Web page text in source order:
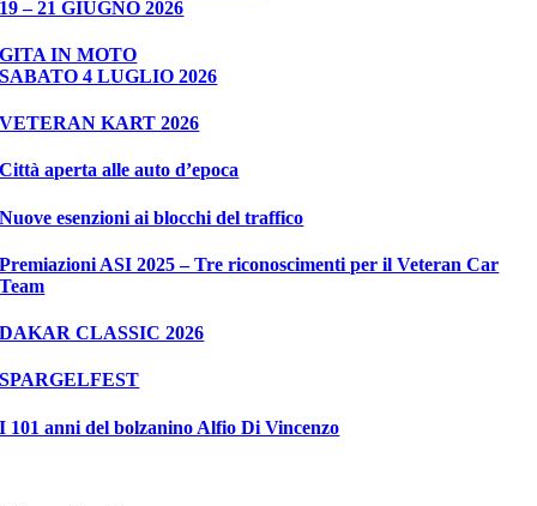
19 – 21 GIUGNO 2026
GITA IN MOTO
SABATO 4 LUGLIO 2026
VETERAN KART 2026
Città aperta alle auto d’epoca
Nuove esenzioni ai blocchi del traffico
Premiazioni ASI 2025 – Tre riconoscimenti per il Veteran Car
Team
DAKAR CLASSIC 2026
SPARGELFEST
I 101 anni del bolzanino Alfio Di Vincenzo